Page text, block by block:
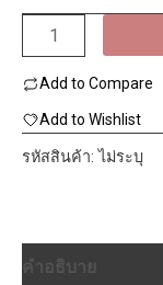
จำนวน
ไม้อัด
HMR
ปิด
ผิว
มีน
ลาย
Add to Compare
Add to Wishlist
รหัสสินค้า:ไม่ระบุ
คำอธิบาย